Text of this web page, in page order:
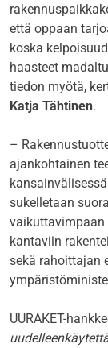
että oppaan
koska
haasteet
tiedon myötä,
Katja Tähtinen.
–
ajankohtainen
sukelletaan
vaikuttavimpaan
kantaviin
sekä rahoittajan
UURAKET-